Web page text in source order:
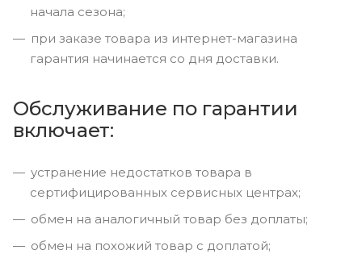
начала сезона;
при заказе товара из интернет-магазина
гарантия начинается со дня доставки.
Обслуживание по гарантии
включает:
устранение недостатков товара в
сертифицированных сервисных центрах;
обмен на аналогичный товар без доплаты;
обмен на похожий товар с доплатой;